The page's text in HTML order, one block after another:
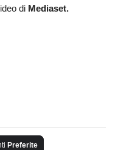
di Mediaset.
Preferite